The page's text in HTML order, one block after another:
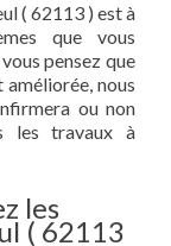
( 62113 ) est à
que vous
pensez que
nous
ou non
les travaux à
les
( 62113